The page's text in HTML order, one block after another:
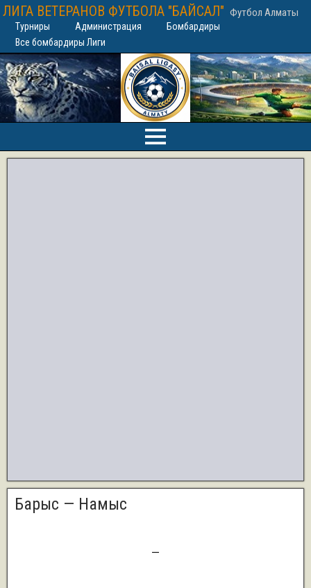
ЛИГА ВЕТЕРАНОВ ФУТБОЛА "БАЙСАЛ" Футбол Алматы
Турниры Администрация
Бомбардиры
Все бомбардиры Лиги
Барыс — Намыс
—